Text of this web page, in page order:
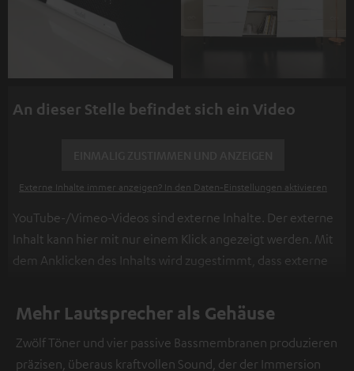
An dieser Stelle befindet sich ein Video
Externe Inhalte immer anzeigen? In den Daten‑Einstellungen aktivieren
YouTube-/Vimeo-Videos sind externe Inhalte. Der externe
Inhalt kann hier mit nur einem Klick angezeigt werden. Mit
dem Anklicken des Inhalts wird zugestimmt, dass externe
personenbezogene Daten an Drittplattformen
übermittelt werden. Weitere Informationen sind in der
Datenschutzerklärung unter I zu finden.
Mehr Lautsprecher als Gehäuse
Zwölf Töner und vier passive Bassmembranen produzieren
präzisen, überaus kraftvollen Sound, der der Immersion